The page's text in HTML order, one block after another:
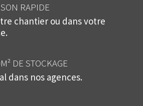
RAPIDE
chantier ou dans votre
DE STOCKAGE
dans nos agences.